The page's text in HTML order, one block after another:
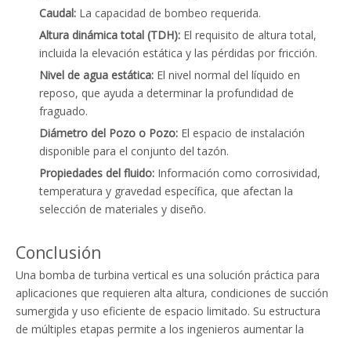
Caudal: La capacidad de bombeo requerida.
Altura dinámica total (TDH): El requisito de altura total,
incluida la elevación estática y las pérdidas por fricción.
Nivel de agua estática: El nivel normal del líquido en
reposo, que ayuda a determinar la profundidad de
fraguado.
Diámetro del Pozo o Pozo: El espacio de instalación
disponible para el conjunto del tazón.
Propiedades del fluido: Información como corrosividad,
temperatura y gravedad específica, que afectan la
selección de materiales y diseño.
Conclusión
Una bomba de turbina vertical es una solución práctica para
aplicaciones que requieren alta altura, condiciones de succión
sumergida y uso eficiente de espacio limitado. Su estructura
de múltiples etapas permite a los ingenieros aumentar la